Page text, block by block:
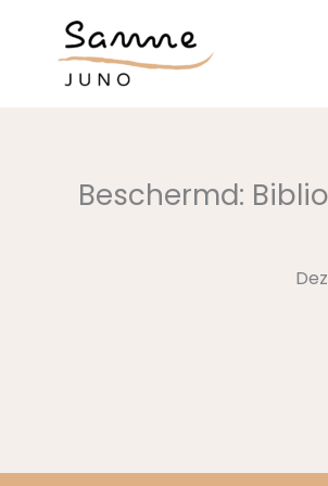
Beschermd: